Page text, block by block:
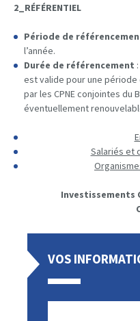
2_RÉFÉRENTIEL
Période de
l’année.
Durée de référencement
est valide pour une
par les CPNE conjointes du
éventuellement
Salariés et
Investissements
VOS